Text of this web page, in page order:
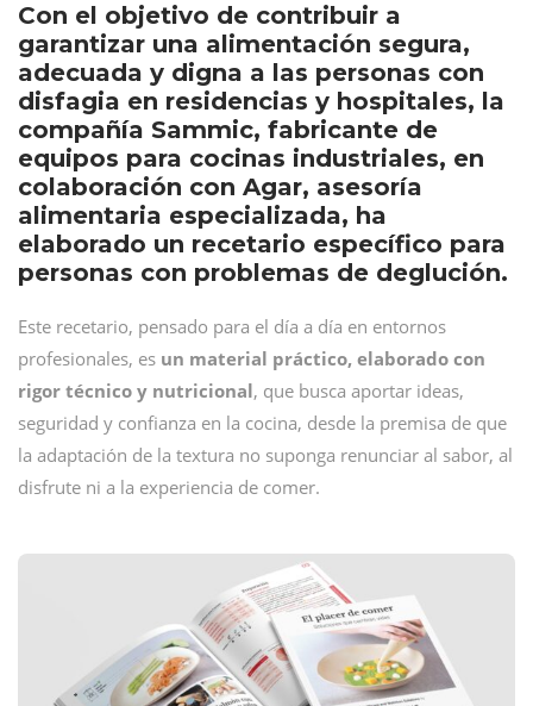
Con el objetivo de contribuir a
garantizar una alimentación segura,
adecuada y digna a las personas con
disfagia en residencias y hospitales, la
compañía Sammic, fabricante de
equipos para cocinas industriales, en
colaboración con Agar, asesoría
alimentaria especializada, ha
elaborado un recetario específico para
personas con problemas de deglución.
Este recetario, pensado para el día a día en entornos
profesionales, es un material práctico, elaborado con
rigor técnico y nutricional, que busca aportar ideas,
seguridad y confianza en la cocina, desde la premisa de que
la adaptación de la textura no suponga renunciar al sabor, al
disfrute ni a la experiencia de comer.